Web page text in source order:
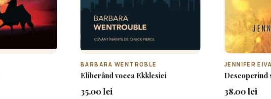
BARBARA WENTROBLE
Eliberând vocea Ekklesiei
35.00 lei
JENNIFER
Descoperind
38.00 lei